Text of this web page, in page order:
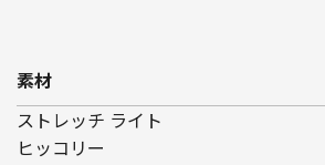
素材
ストレッチ ライト
ヒッコリー